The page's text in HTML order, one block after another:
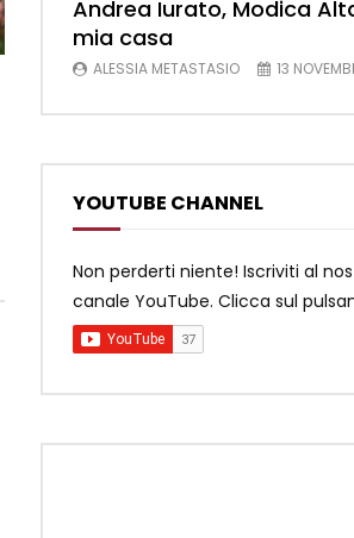
Andrea Iurato, Modica
mia casa
ALESSIA METASTASIO 13
YOUTUBE CHANNEL
Non perderti niente! Iscriviti al
canale YouTube. Clicca sul